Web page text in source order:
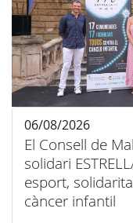
El Consell de
solidari
esport,
càncer infantil
06/08/2026